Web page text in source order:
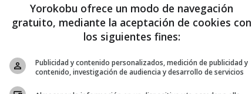
desde Bou Craa al puerto de El Aiún.
Yorokobu ofrece un modo de navegación
gratuito, mediante la aceptación de cookies con
los siguientes fines:
Publicidad y contenido personalizados, medición de publicidad y
contenido, investigación de audiencia y desarrollo de servicios